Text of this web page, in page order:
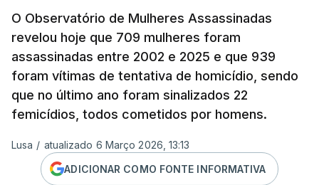
O Observatório de Mulheres Assassinadas
revelou hoje que 709 mulheres foram
assassinadas entre 2002 e 2025 e que 939
foram vítimas de tentativa de homicídio, sendo
que no último ano foram sinalizados 22
femicídios, todos cometidos por homens.
Lusa / atualizado 6 Março 2026, 13:13
ADICIONAR COMO FONTE INFORMATIVA